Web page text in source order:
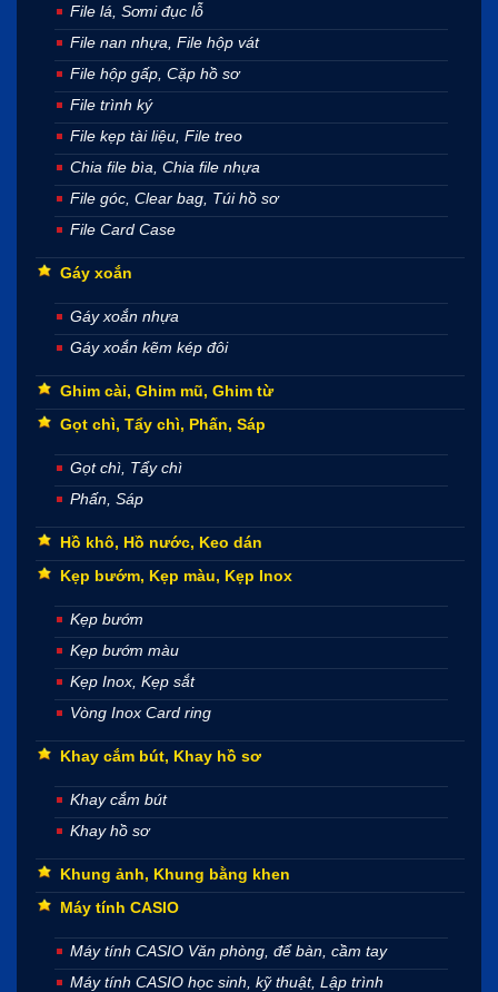
File lá, Sơmi đục lỗ
File nan nhựa, File hộp vát
File hộp gấp, Cặp hồ sơ
File trình ký
File kẹp tài liệu, File treo
Chia file bìa, Chia file nhựa
File góc, Clear bag, Túi hồ sơ
File Card Case
Gáy xoắn
Gáy xoắn nhựa
Gáy xoắn kẽm kép đôi
Ghim cài, Ghim mũ, Ghim từ
Gọt chì, Tẩy chì, Phấn, Sáp
Gọt chì, Tẩy chì
Phấn, Sáp
Hồ khô, Hồ nước, Keo dán
Kẹp bướm, Kẹp màu, Kẹp Inox
Kẹp bướm
Kẹp bướm màu
Kẹp Inox, Kẹp sắt
Vòng Inox Card ring
Khay cắm bút, Khay hồ sơ
Khay cắm bút
Khay hồ sơ
Khung ảnh, Khung bằng khen
Máy tính CASIO
Máy tính CASIO Văn phòng, để bàn, cầm tay
Máy tính CASIO học sinh, kỹ thuật, Lập trình